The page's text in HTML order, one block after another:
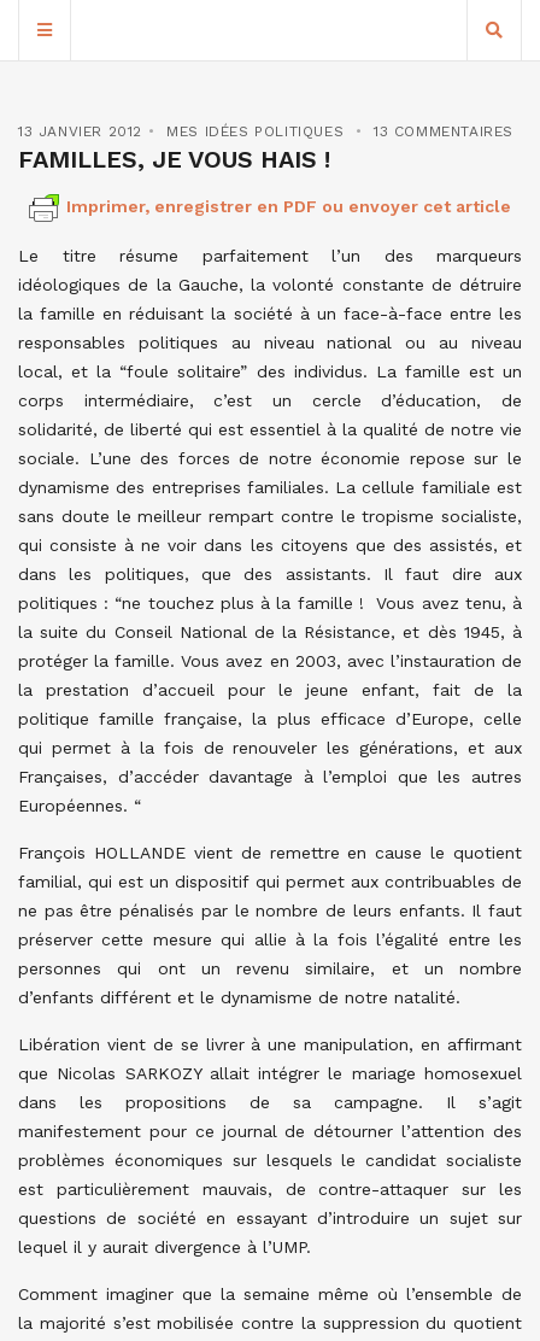
13 JANVIER 2012 MES IDÉES POLITIQUES 13 COMMENTAIRES
FAMILLES, JE VOUS HAIS !
Imprimer, enregistrer en PDF ou envoyer cet article
Le titre résume parfaitement l’un des marqueurs
idéologiques de la Gauche, la volonté constante de détruire
la famille en réduisant la société à un face-à-face entre les
responsables politiques au niveau national ou au niveau
local, et la “foule solitaire” des individus. La famille est un
corps intermédiaire, c’est un cercle d’éducation, de
solidarité, de liberté qui est essentiel à la qualité de notre vie
sociale. L’une des forces de notre économie repose sur le
dynamisme des entreprises familiales. La cellule familiale est
sans doute le meilleur rempart contre le tropisme socialiste,
qui consiste à ne voir dans les citoyens que des assistés, et
dans les politiques, que des assistants. Il faut dire aux
politiques : “ne touchez plus à la famille ! Vous avez tenu, à
la suite du Conseil National de la Résistance, et dès 1945, à
protéger la famille. Vous avez en 2003, avec l’instauration de
la prestation d’accueil pour le jeune enfant, fait de la
politique famille française, la plus efficace d’Europe, celle
qui permet à la fois de renouveler les générations, et aux
Françaises, d’accéder davantage à l’emploi que les autres
Européennes. “
François HOLLANDE vient de remettre en cause le quotient
familial, qui est un dispositif qui permet aux contribuables de
ne pas être pénalisés par le nombre de leurs enfants. Il faut
préserver cette mesure qui allie à la fois l’égalité entre les
personnes qui ont un revenu similaire, et un nombre
d’enfants différent et le dynamisme de notre natalité.
Libération vient de se livrer à une manipulation, en affirmant
que Nicolas SARKOZY allait intégrer le mariage homosexuel
dans les propositions de sa campagne. Il s’agit
manifestement pour ce journal de détourner l’attention des
problèmes économiques sur lesquels le candidat socialiste
est particulièrement mauvais, de contre-attaquer sur les
questions de société en essayant d’introduire un sujet sur
lequel il y aurait divergence à l’UMP.
Comment imaginer que la semaine même où l’ensemble de
la majorité s’est mobilisée contre la suppression du quotient